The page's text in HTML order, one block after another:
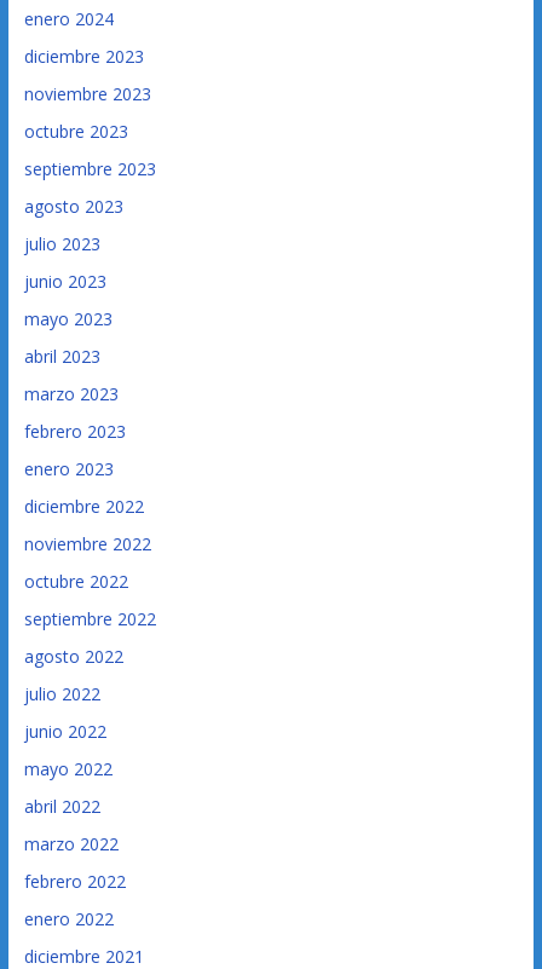
enero 2024
diciembre 2023
noviembre 2023
octubre 2023
septiembre 2023
agosto 2023
julio 2023
junio 2023
mayo 2023
abril 2023
marzo 2023
febrero 2023
enero 2023
diciembre 2022
noviembre 2022
octubre 2022
septiembre 2022
agosto 2022
julio 2022
junio 2022
mayo 2022
abril 2022
marzo 2022
febrero 2022
enero 2022
diciembre 2021